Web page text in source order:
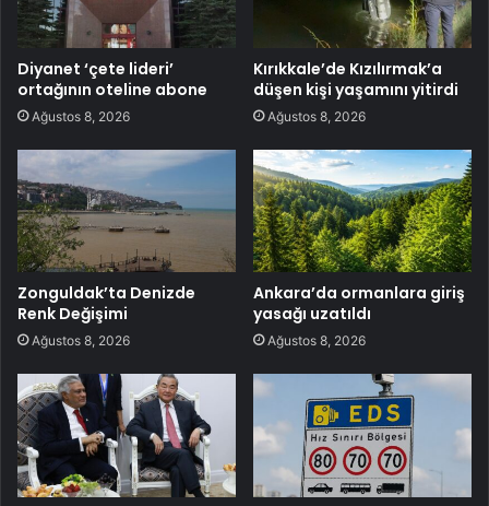
Diyanet ‘çete lideri’
ortağının oteline abone
Ağustos 8, 2026
Kırıkkale’de Kızılırmak’a
düşen kişi yaşamını yitirdi
Ağustos 8, 2026
Zonguldak’ta Denizde
Renk Değişimi
Ağustos 8, 2026
Ankara’da ormanlara giriş
yasağı uzatıldı
Ağustos 8, 2026